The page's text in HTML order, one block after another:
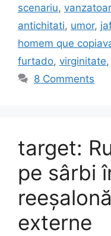
scenariu,
antichitati, umor, jaf
homem que
furtado, virginitate,
8 Comments
target:
pe sârbi
externe